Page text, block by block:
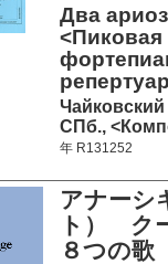
Два
<Пиковая
СПб.,
年 R131252
アナーシ
ト） ク
８つの歌